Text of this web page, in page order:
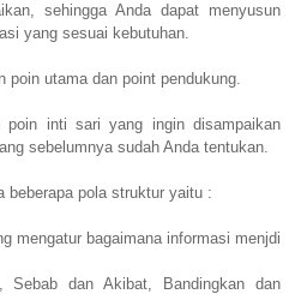
sehingga Anda dapat menyusun
yang sesuai kebutuhan.
poin utama dan point pendukung.
poin inti sari yang ingin disampaikan
sebelumnya sudah Anda tentukan.
beberapa pola struktur yaitu :
mengatur bagaimana informasi menjdi
dan Akibat, Bandingkan dan